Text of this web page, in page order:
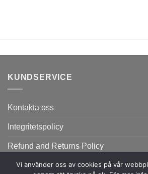
KUNDSERVICE
Kontakta oss
Integritetspolicy
Refund and Returns Policy
Vi använder oss av cookies på vår